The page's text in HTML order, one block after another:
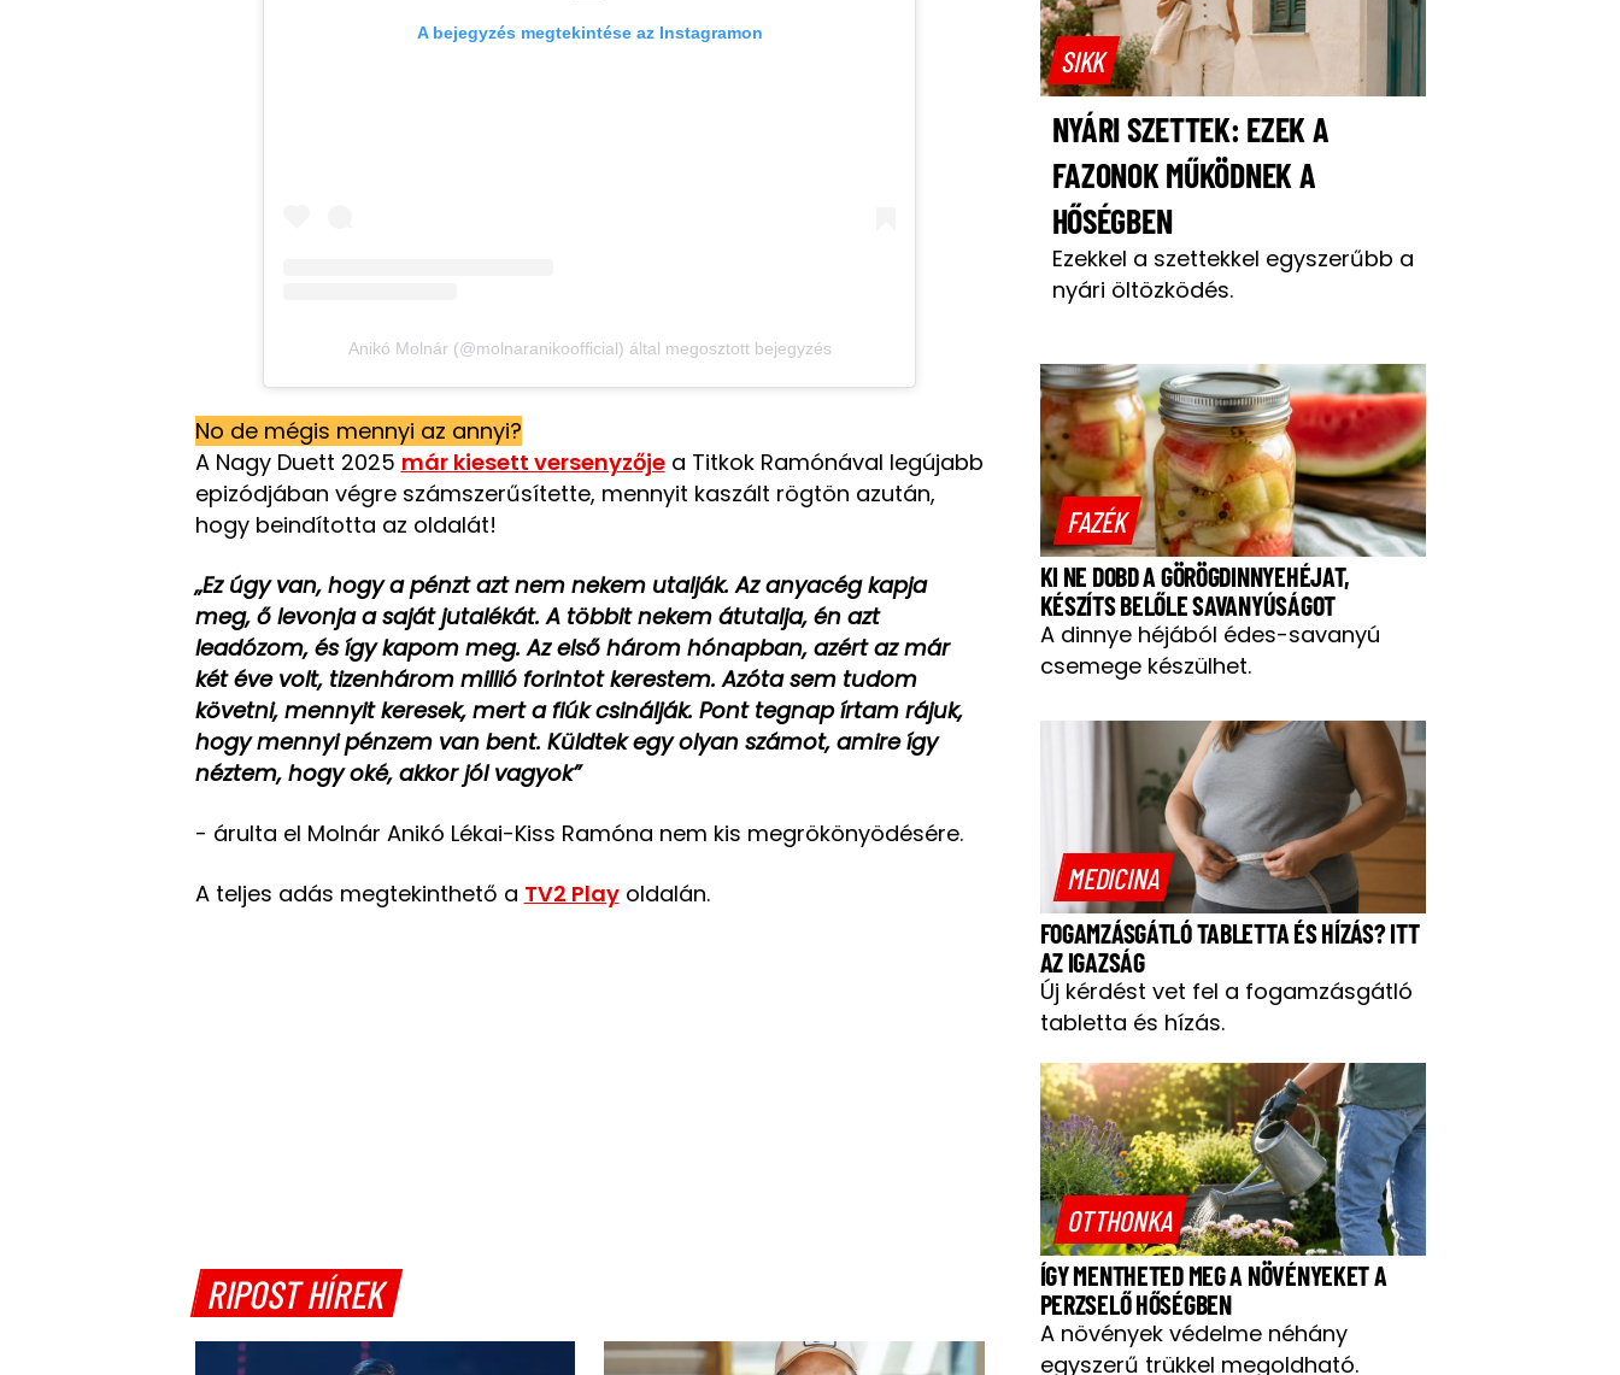
A bejegyzés megtekintése az Instagramon
Anikó Molnár (@molnaranikoofficial) által megosztott bejegyzés
No de mégis mennyi az annyi?
A Nagy Duett 2025 már kiesett versenyzőjea Titkok Ramónával legújabb
epizódjában végre számszerűsítette, mennyit kaszált rögtön azután,
hogy beindította az oldalát!
„Ez úgy van, hogy a pénzt azt nem nekem utalják. Az anyacég kapja
meg, ő levonja a saját jutalékát. A többit nekem átutalja, én azt
leadózom, és így kapom meg. Az első három hónapban, azért az már
két éve volt, tizenhárom millió forintot kerestem. Azóta sem tudom
követni, mennyit keresek, mert a fiúk csinálják. Pont tegnap írtam rájuk,
hogy mennyi pénzem van bent. Küldtek egy olyan számot, amire így
néztem, hogy oké, akkor jól vagyok”
- árulta el Molnár Anikó Lékai-Kiss Ramóna nem kis megrökönyödésére.
A teljes adás megtekinthető a TV2 Playoldalán.
RIPOST HÍREK
SIKK
NYÁRI SZETTEK: EZEK A
FAZONOK MŰKÖDNEK A
HŐSÉGBEN
Ezekkel a szettekkel egyszerűbb a
nyári öltözködés.
FAZÉK
KI NE DOBD A GÖRÖGDINNYEHÉJAT,
KÉSZÍTS BELŐLE SAVANYÚSÁGOT
A dinnye héjából édes-savanyú
csemege készülhet.
MEDICINA
FOGAMZÁSGÁTLÓ TABLETTA ÉS HÍZÁS? ITT
AZ IGAZSÁG
Új kérdést vet fel a fogamzásgátló
tabletta és hízás.
OTTHONKA
ÍGY MENTHETED MEG A NÖVÉNYEKET A
PERZSELŐ HŐSÉGBEN
A növények védelme néhány
egyszerű trükkel megoldható.